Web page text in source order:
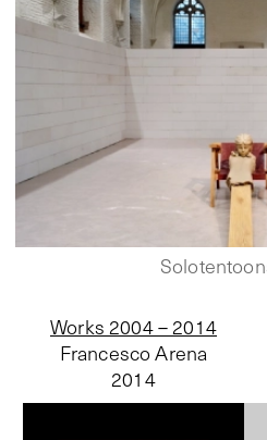
Works 2004 – 2014
Francesco Arena
2014